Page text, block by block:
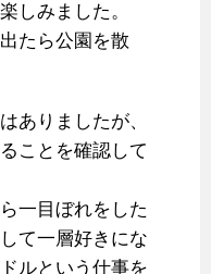
しみました。
たら公園を散
ありましたが、
ことを確認して
一目ぼれをした
て一層好きにな
ルという仕事を